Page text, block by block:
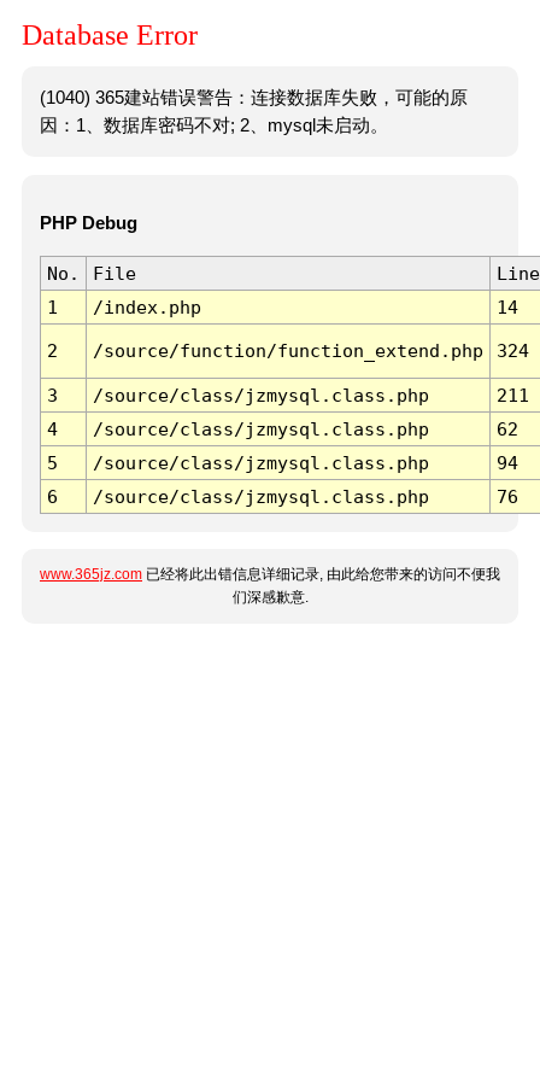
Database Error
(1040) 365建站错误警告：连接数据库失败，可能的原
因：1、数据库密码不对; 2、mysql未启动。
PHP Debug
No. File
Line
1
/index.php 14
2 /source/function/function_extend.php 324
3 /source/class/jzmysql.class.php
211
4
/source/class/jzmysql.class.php
62
5
/source/class/jzmysql.class.php
94
6
/source/class/jzmysql.class.php 76
www.365jz.com 已经将此出错信息详细记录, 由此给您带来的访问不便我
们深感歉意.